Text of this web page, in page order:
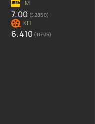
7.00 (52850)
6.410 (11705)